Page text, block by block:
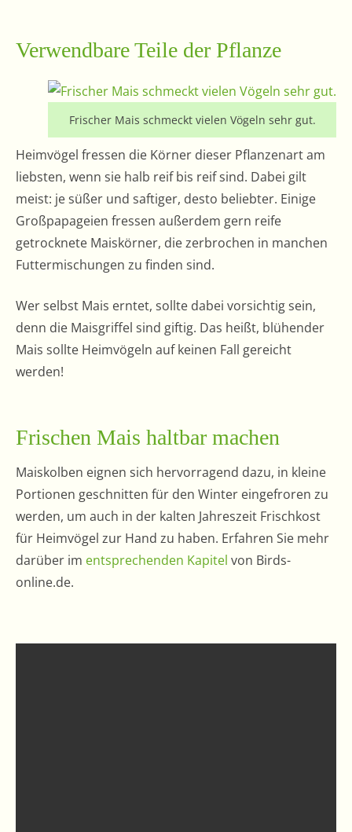
Verwendbare Teile der Pflanze
Frischer Mais schmeckt vielen Vögeln sehr gut.
Heimvögel fressen die Körner dieser Pflanzenart am
liebsten, wenn sie halb reif bis reif sind. Dabei gilt
meist: je süßer und saftiger, desto beliebter. Einige
Großpapageien fressen außerdem gern reife
getrocknete Maiskörner, die zerbrochen in manchen
Futtermischungen zu finden sind.
Wer selbst Mais erntet, sollte dabei vorsichtig sein,
denn die Maisgriffel sind giftig. Das heißt, blühender
Mais sollte Heimvögeln auf keinen Fall gereicht
werden!
Frischen Mais haltbar machen
Maiskolben eignen sich hervorragend dazu, in kleine
Portionen geschnitten für den Winter eingefroren zu
werden, um auch in der kalten Jahreszeit Frischkost
für Heimvögel zur Hand zu haben. Erfahren Sie mehr
darüber im entsprechenden Kapitel von Birds-
online.de.